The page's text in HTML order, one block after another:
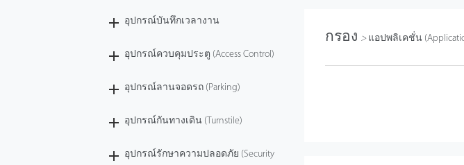
อุปกรณ์บันทึกเวลางาน
อุปกรณ์ควบคุมประตู (Access Control)
อุปกรณ์ลานจอดรถ (Parking)
อุปกรณ์กันทางเดิน (Turnstile)
อุปกรณ์รักษาความปลอดภัย (Security
กรอง > แอปพลิเคชั่น